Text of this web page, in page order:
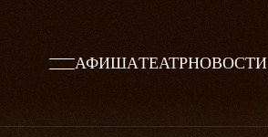
АФИШАТЕАТРНОВОСТИ